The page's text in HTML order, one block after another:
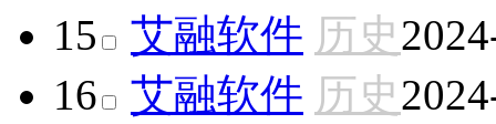
15
艾融软件 历史
16
艾融软件 历史